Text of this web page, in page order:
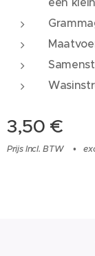
3,50 €
Prijs Incl. BTW